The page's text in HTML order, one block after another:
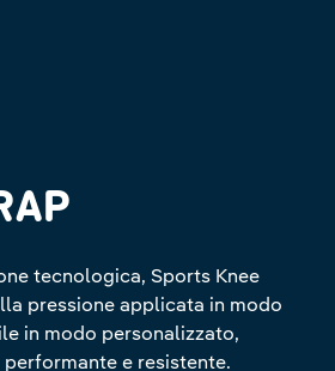
tecnologica, Sports Knee
pressione applicata in modo
in modo personalizzato,
e resistente.